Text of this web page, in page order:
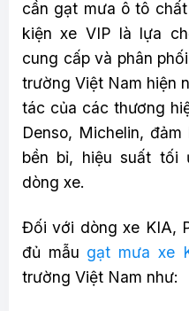
cần gạt mưa ô tô
kiện xe VIP là lựa
cung cấp và phân phối
trường Việt Nam hiện
tác của các thương
Denso, Michelin,
bền bỉ, hiệu suất tối
dòng xe.
Đối với dòng xe KIA,
đủ mẫu gạt mưa xe
trường Việt Nam như: